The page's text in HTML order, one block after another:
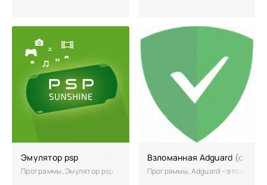
Эмулятор psp
Программы, Эмулятор psp – это один из лучших эмуляторов игр,
Взломанная Adguard (с
Программы, Adguard – это